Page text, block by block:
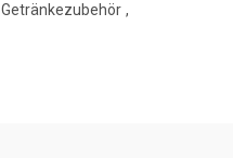
Getränkezubehör ,